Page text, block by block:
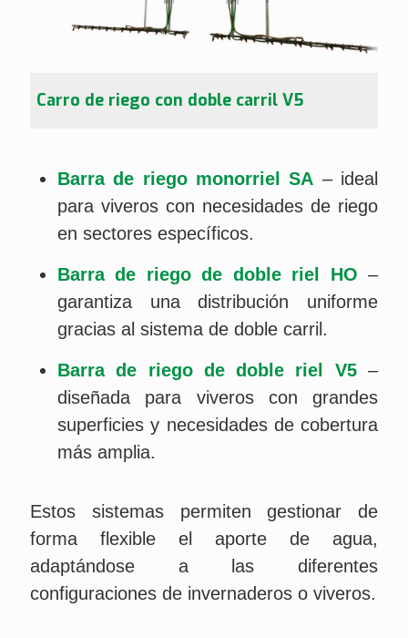
Carro de riego con doble carril V5
Barra de riego monorriel SA – ideal
para viveros con necesidades de riego
en sectores específicos.
Barra de riego de doble riel HO –
garantiza una distribución uniforme
gracias al sistema de doble carril.
Barra de riego de doble riel V5–
diseñada para viveros con grandes
superficies y necesidades de cobertura
más amplia.
Estos sistemas permiten gestionar de
forma flexible el aporte de agua,
adaptándose a las diferentes
configuraciones de invernaderos o viveros.